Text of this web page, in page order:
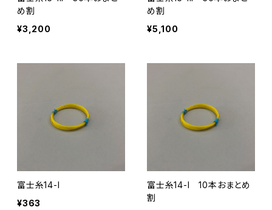
め割
¥3,200
め割
¥5,100
富士糸14-I
¥363
富士糸14-I 10本おまとめ
割